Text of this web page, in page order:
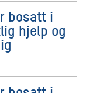
bosatt i
hjelp og